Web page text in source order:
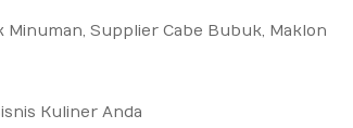
Supplier Cabe Bubuk, Maklon
Kuliner Anda